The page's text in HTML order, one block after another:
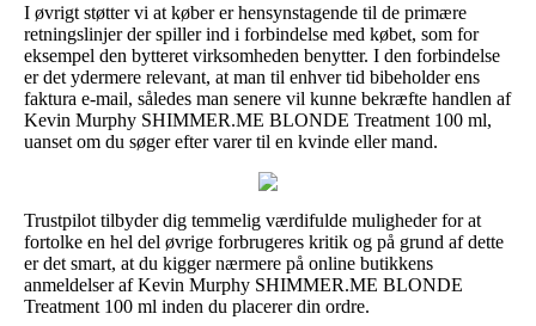
I øvrigt støtter vi at køber er hensynstagende til de primære
retningslinjer der spiller ind i forbindelse med købet, som for
eksempel den bytteret virksomheden benytter. I den forbindelse
er det ydermere relevant, at man til enhver tid bibeholder ens
faktura e-mail, således man senere vil kunne bekræfte handlen af
Kevin Murphy SHIMMER.ME BLONDE Treatment 100 ml,
uanset om du søger efter varer til en kvinde eller mand.
Trustpilot tilbyder dig temmelig værdifulde muligheder for at
fortolke en hel del øvrige forbrugeres kritik og på grund af dette
er det smart, at du kigger nærmere på online butikkens
anmeldelser af Kevin Murphy SHIMMER.ME BLONDE
Treatment 100 ml inden du placerer din ordre.